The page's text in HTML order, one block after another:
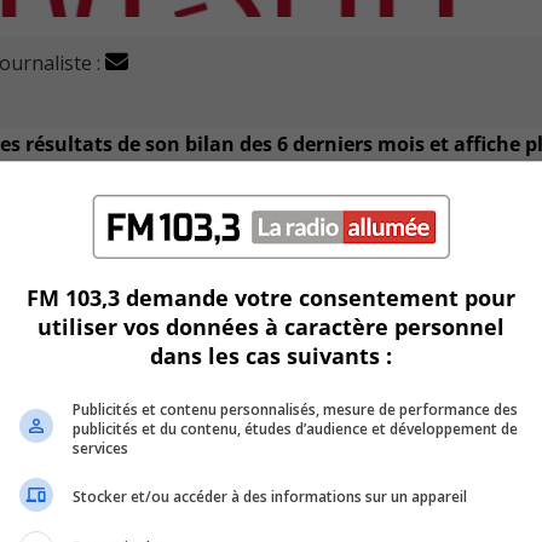
:
résultats de son bilan des 6 derniers mois et affiche
de même pu aider les 18 000 personnes de son
notamment grâce aux divers donateurs qui se sont
ils ont dépensé un montant de 700 000$.
la covid-19, des denrées, des fonds pour les
organismes.
FM 103,3 demande votre consentement pour
utiliser vos données à caractère personnel
dans les cas suivants :
Publicités et contenu personnalisés, mesure de performance des
publicités et du contenu, études d’audience et développement de
services
Stocker et/ou accéder à des informations sur un appareil